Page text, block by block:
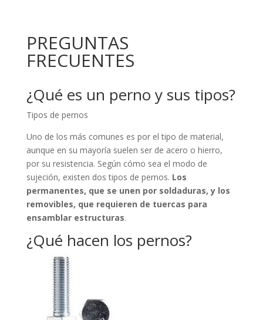
PREGUNTAS
FRECUENTES
¿Qué es un perno y sus tipos?
Tipos de pernos
Uno de los más comunes es por el tipo de material,
aunque en su mayoría suelen ser de acero o hierro,
por su resistencia. Según cómo sea el modo de
sujeción, existen dos tipos de pernos. Los
permanentes, que se unen por soldaduras, y los
removibles, que requieren de tuercas para
ensamblar estructuras.
¿Qué hacen los pernos?